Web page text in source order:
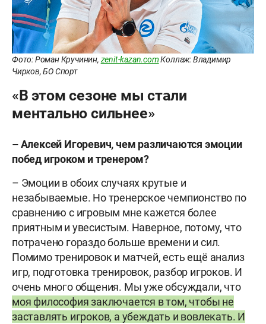
Фото: Роман Кручинин, zenit-kazan.comКоллаж: Владимир
Чирков, БО Спорт
«В этом сезоне мы стали
ментально сильнее»
– Алексей Игоревич, чем различаются эмоции
побед игроком и тренером?
– Эмоции в обоих случаях крутые и
незабываемые. Но тренерское чемпионство по
сравнению с игровым мне кажется более
приятным и увесистым. Наверное, потому, что
потрачено гораздо больше времени и сил.
Помимо тренировок и матчей, есть ещё анализ
игр, подготовка тренировок, разбор игроков. И
очень много общения. Мы уже обсуждали, что
моя философия заключается в том, чтобы не
заставлять игроков, а убеждать и вовлекать. И